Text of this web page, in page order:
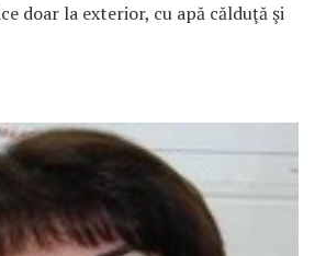
doar la exterior, cu apă călduţă şi